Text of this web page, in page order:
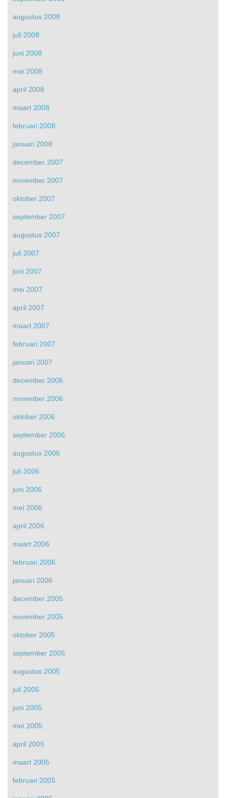
augustus 2008
juli 2008
juni 2008
mei 2008
april 2008
maart 2008
februari 2008
januari 2008
december 2007
november 2007
oktober 2007
september 2007
augustus 2007
juli 2007
juni 2007
mei 2007
april 2007
maart 2007
februari 2007
januari 2007
december 2006
november 2006
oktober 2006
september 2006
augustus 2006
juli 2006
juni 2006
mei 2006
april 2006
maart 2006
februari 2006
januari 2006
december 2005
november 2005
oktober 2005
september 2005
augustus 2005
juli 2005
juni 2005
mei 2005
april 2005
maart 2005
februari 2005